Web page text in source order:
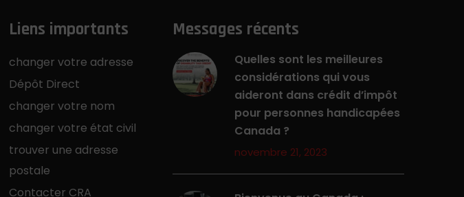
Liens importants
changer votre adresse
Dépôt Direct
changer votre nom
changer votre état civil
trouver une adresse
postale
Contacter CRA
Messages récents
Quelles sont les meilleures
considérations qui vous
aideront dans crédit d’impôt
pour personnes handicapées
Canada ?
novembre 21, 2023